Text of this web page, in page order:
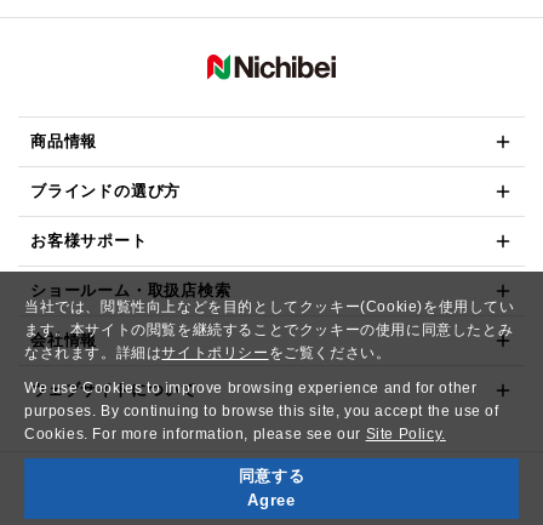
当社では、閲覧性向上などを目的としてクッキー(Cookie)を使用してい
ます。本サイトの閲覧を継続することでクッキーの使用に同意したとみ
なされます。詳細はサイトポリシー をご覧ください。
We use Cookies to improve browsing experience and for other
purposes. By continuing to browse this site, you accept the use of
Cookies. For more information, please see our Site Policy.
同意する
Agree
商品情報
ブラインドの選び方
お客様サポート
ショールーム・取扱店検索
会社情報
ウェブサイトについて
Copyright© NICHIBEI CO.,LTD. All Rights Reserved.